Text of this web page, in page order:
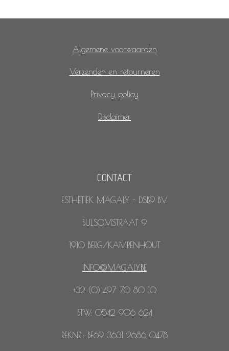
Algemene voorwaarden
Verzenden en retourneren
Privacy policy
Disclaimer
CONTACT
ESTHETIEK MAGALY - DSB9 BV
BULSOMSTRAAT 9
1910 BERG/KAMPENHOUT
INFO@MAGALY.BE
+32 (0) 497 70 80 10
BTW: 0542 906 624
REKNR.: BE69 3631 2686 0478